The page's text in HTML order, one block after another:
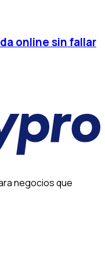
online sin fallar
negocios que